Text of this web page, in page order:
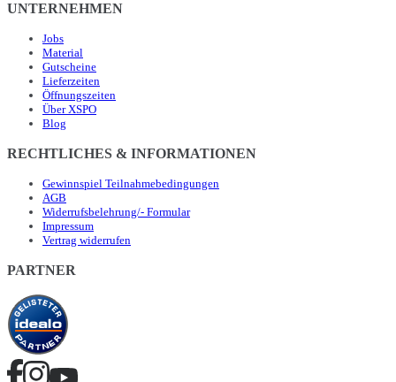
UNTERNEHMEN
Jobs
Material
Gutscheine
Lieferzeiten
Öffnungszeiten
Über XSPO
Blog
RECHTLICHES & INFORMATIONEN
Gewinnspiel Teilnahmebedingungen
AGB
Widerrufsbelehrung/- Formular
Impressum
Vertrag widerrufen
PARTNER